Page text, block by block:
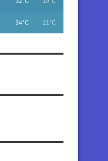
34°C 21°C